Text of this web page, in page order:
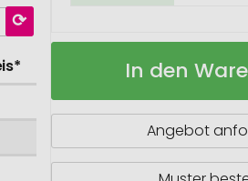
Classic
Cover
Auf
In den
Angebot